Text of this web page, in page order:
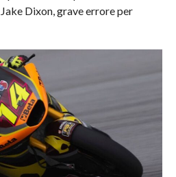
Dixon, grave errore per